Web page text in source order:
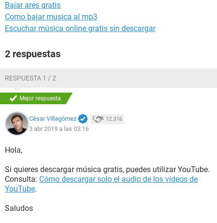
Bajar ares gratis
Como bajar musica al mp3
Escuchar música online gratis sin descargar
2 respuestas
RESPUESTA 1 / 2
Mejor respuesta
César Villagómez 12.316
3 abr 2019 a las 03:16
Hola,
Si quieres descargar música gratis, puedes utilizar YouTube.
Consulta: Cómo descargar solo el audio de los vídeos de
YouTube.
Saludos